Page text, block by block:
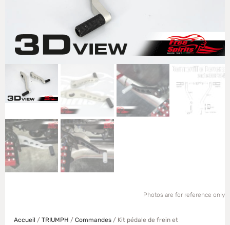
Photos are for reference only
Accueil /TRIUMPH /Commandes / Kit pédale de frein et